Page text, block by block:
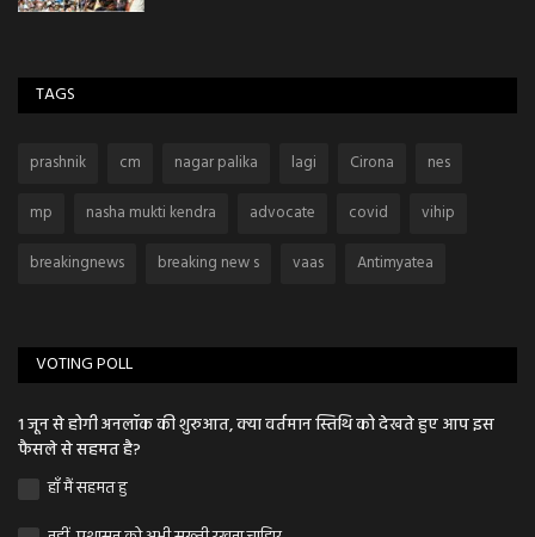
TAGS
prashnik cm nagar palika lagi Cirona
nes
mp
nasha mukti kendra advocate covid
vihip
breakingnews
breaking new s vaas Antimyatea
VOTING POLL
1 जून से होगी अनलॉक की शुरुआत, क्या वर्तमान स्तिथि को देखते हुए आप इस
फैसले से सहमत है?
हाँ मैं सहमत हु